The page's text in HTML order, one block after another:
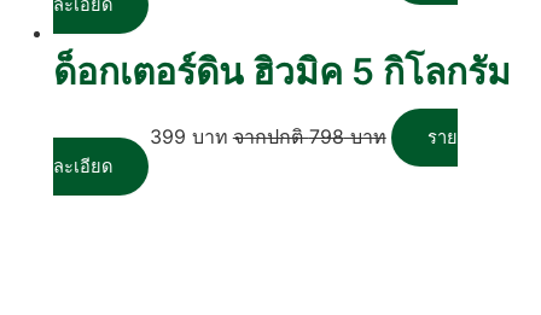
ละเอียด
ด็อกเตอร์ดิน ฮิวมิค 5 กิโลกรัม
399 บาท 798บาท
ราย
ละเอียด